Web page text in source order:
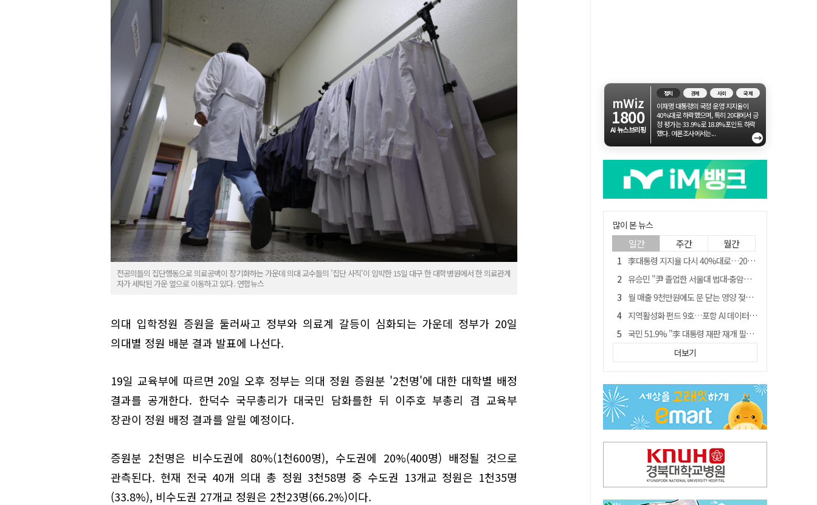
전공의들의 집단행동으로 의료공백이 장기화하는 가운데 의대 교수들의 '집단 사직'이 임박한 15일 대구 한 대학병원에서 한 의료관계
자가 세탁된 가운 옆으로 이동하고 있다. 연합뉴스
의대 입학정원 증원을 둘러싸고 정부와 의료계 갈등이 심화되는 가운데 정부가 20일
의대별 정원 배분 결과 발표에 나선다.
19일 교육부에 따르면 20일 오후 정부는 의대 정원 증원분 '2천명'에 대한 대학별 배정
결과를 공개한다. 한덕수 국무총리가 대국민 담화를한 뒤 이주호 부총리 겸 교육부
장관이 정원 배정 결과를 알릴 예정이다.
증원분 2천명은 비수도권에 80%(1천600명), 수도권에 20%(400명) 배정될 것으로
관측된다. 현재 전국 40개 의대 총 정원 3천58명 중 수도권 13개교 정원은 1천35명
(33.8%), 비수도권 27개교 정원은 2천23명(66.2%)이다.
mWiz
1800
AI 뉴스브리핑
정치 경제 사회 국제
이재명 대통령의 국정 운영 지지율이
40%대로 하락했으며, 특히 20대에서 긍
정 평가는 33.9%로 18.8%포인트 하락
했다. 여론조사에서는...
→
많이 본 뉴스
일간 주간 월간
李대통령 지지율 다시 40%대로…20대는 18.8%p 급락
유승민 "尹 졸업한 서울대 법대·충암고도 없애야"…李 육사 통합 직격
월 매출 9천만원에도 문 닫는 영양 젖소농장… "일할 사람이 없어"
지역활성화 펀드 9호…포항 AI 데이터센터에 6천억 투입
국민 51.9% "李 대통령 재판 재개 필요하다"
경북 영천시, 9월부터 11월까지 반값 여행 혜택 제공
'솔리다임 IPO 추진설' SK하이닉스, 주가 9% 급락
경찰, 홍명보 선임 의혹 수사…대한축구협회 전격 압수수색
"김용민, 흑백논리로 세상 보는 듯" 검찰 내부서 지탄
더보기